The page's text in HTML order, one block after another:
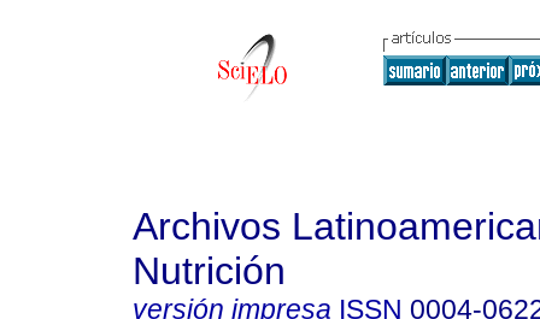
Archivos
Nutrición
versión impresa ISSN 0004-